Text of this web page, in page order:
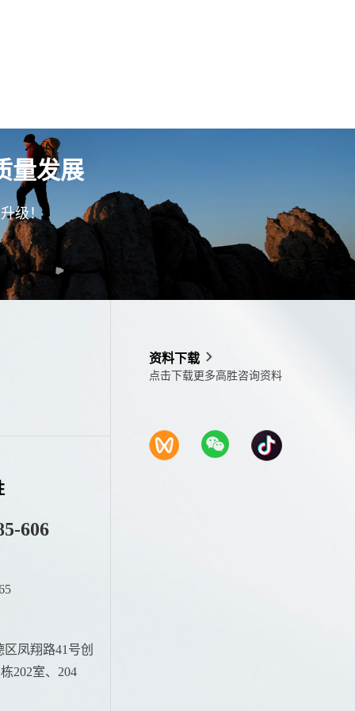
量发展
级！
606
凤翔路41号创
202室、204
资料下载
点击下载更多高胜咨询资料